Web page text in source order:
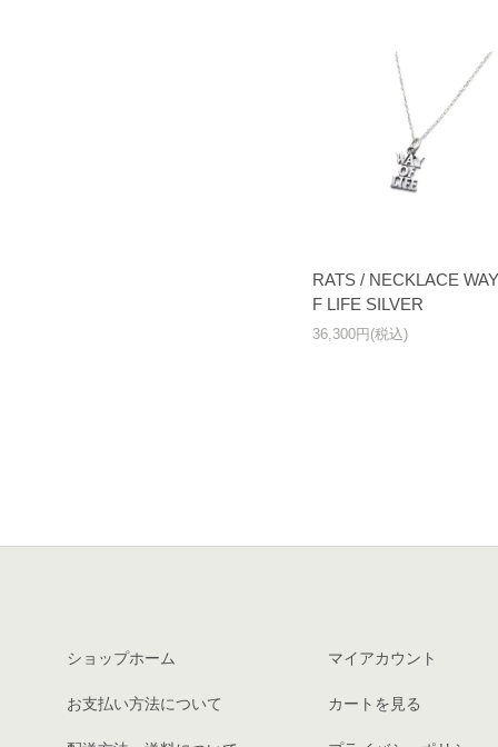
RATS / NECKLACE
F LIFE SILVER
36,300円(税込)
ショップホーム
お支払い方法について
マイアカウント
カートを見る